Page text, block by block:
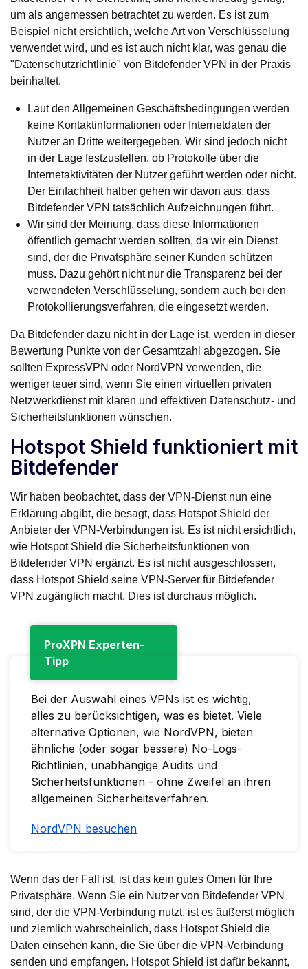
um als angemessen betrachtet zu werden. Es ist zum
Beispiel nicht ersichtlich, welche Art von Verschlüsselung
verwendet wird, und es ist auch nicht klar, was genau die
"Datenschutzrichtlinie" von Bitdefender VPN in der Praxis
beinhaltet.
Laut den Allgemeinen Geschäftsbedingungen werden
keine Kontaktinformationen oder Internetdaten der
Nutzer an Dritte weitergegeben. Wir sind jedoch nicht
in der Lage festzustellen, ob Protokolle über die
Internetaktivitäten der Nutzer geführt werden oder nicht.
Der Einfachheit halber gehen wir davon aus, dass
Bitdefender VPN tatsächlich Aufzeichnungen führt.
Wir sind der Meinung, dass diese Informationen
öffentlich gemacht werden sollten, da wir ein Dienst
sind, der die Privatsphäre seiner Kunden schützen
muss. Dazu gehört nicht nur die Transparenz bei der
verwendeten Verschlüsselung, sondern auch bei den
Protokollierungsverfahren, die eingesetzt werden.
Da Bitdefender dazu nicht in der Lage ist, werden in dieser
Bewertung Punkte von der Gesamtzahl abgezogen. Sie
sollten ExpressVPN oder NordVPN verwenden, die
weniger teuer sind, wenn Sie einen virtuellen privaten
Netzwerkdienst mit klaren und effektiven Datenschutz- und
Sicherheitsfunktionen wünschen.
Hotspot Shield funktioniert mit
Bitdefender
Wir haben beobachtet, dass der VPN-Dienst nun eine
Erklärung abgibt, die besagt, dass Hotspot Shield der
Anbieter der VPN-Verbindungen ist. Es ist nicht ersichtlich,
wie Hotspot Shield die Sicherheitsfunktionen von
Bitdefender VPN ergänzt. Es ist nicht ausgeschlossen,
dass Hotspot Shield seine VPN-Server für Bitdefender
VPN zugänglich macht. Dies ist durchaus möglich.
ProXPN Experten-
Tipp
Bei der Auswahl eines VPNs ist es wichtig,
alles zu berücksichtigen, was es bietet. Viele
alternative Optionen, wie NordVPN, bieten
ähnliche (oder sogar bessere) No-Logs-
Richtlinien, unabhängige Audits und
Sicherheitsfunktionen - ohne Zweifel an ihren
allgemeinen Sicherheitsverfahren.
NordVPN besuchen
Wenn das der Fall ist, ist das kein gutes Omen für Ihre
Privatsphäre. Wenn Sie ein Nutzer von Bitdefender VPN
sind, der die VPN-Verbindung nutzt, ist es äußerst möglich
und ziemlich wahrscheinlich, dass Hotspot Shield die
Daten einsehen kann, die Sie über die VPN-Verbindung
senden und empfangen. Hotspot Shield ist dafür bekannt,